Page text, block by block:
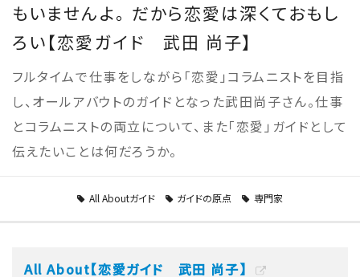
もいませんよ。 だから恋愛は深くておもし
ろい【恋愛ガイド 武田 尚子】
フルタイムで仕事をしながら「恋愛」コラムニストを目指
し、オールアバウトのガイドとなった武田尚子さん。仕事
とコラムニストの両立について、また「恋愛」ガイドとして
伝えたいことは何だろうか。
All Aboutガイド ガイドの原点 専門家
All About【恋愛ガイド 武田 尚子】